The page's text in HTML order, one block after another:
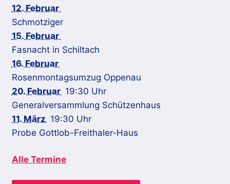
12. Februar
Schmotziger
15. Februar
Fasnacht in Schiltach
16. Februar
Rosenmontagsumzug Oppenau
20. Februar 19:30 Uhr
Generalversammlung Schützenhaus
11. März 19:30 Uhr
Probe Gottlob-Freithaler-Haus
Alle Termine